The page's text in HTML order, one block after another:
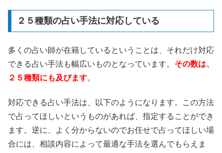
２５種類の占い手法に対応している
多くの占い師が在籍しているということは、それだけ対応
できる占い手法も幅広いものとなっています。 その数は、
２５種類にも及びます。
対応できる占い手法は、以下のようになります。この方法
で占ってほしいというものがあれば、指定することができ
ます。逆に、よく分からないのでお任せで占ってほしい場
合には、相談内容によって最適な手法を選んでもらえま